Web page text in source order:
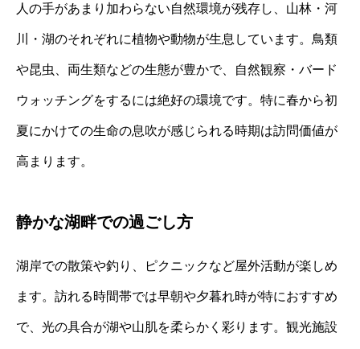
人の手があまり加わらない自然環境が残存し、山林・河
川・湖のそれぞれに植物や動物が生息しています。鳥類
や昆虫、両生類などの生態が豊かで、自然観察・バード
ウォッチングをするには絶好の環境です。特に春から初
夏にかけての生命の息吹が感じられる時期は訪問価値が
高まります。
静かな湖畔での過ごし方
湖岸での散策や釣り、ピクニックなど屋外活動が楽しめ
ます。訪れる時間帯では早朝や夕暮れ時が特におすすめ
で、光の具合が湖や山肌を柔らかく彩ります。観光施設